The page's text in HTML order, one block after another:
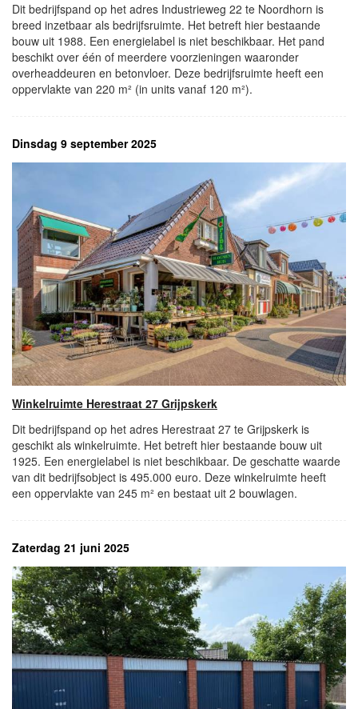
Dit bedrijfspand op het adres Industrieweg 22 te Noordhorn is
breed inzetbaar als bedrijfsruimte. Het betreft hier bestaande
bouw uit 1988. Een energielabel is niet beschikbaar. Het pand
beschikt over één of meerdere voorzieningen waaronder
overheaddeuren en betonvloer. Deze bedrijfsruimte heeft een
oppervlakte van 220 m² (in units vanaf 120 m²).
Dinsdag 9 september 2025
Winkelruimte Herestraat 27 Grijpskerk
Dit bedrijfspand op het adres Herestraat 27 te Grijpskerk is
geschikt als winkelruimte. Het betreft hier bestaande bouw uit
1925. Een energielabel is niet beschikbaar. De geschatte waarde
van dit bedrijfsobject is 495.000 euro. Deze winkelruimte heeft
een oppervlakte van 245 m² en bestaat uit 2 bouwlagen.
Zaterdag 21 juni 2025